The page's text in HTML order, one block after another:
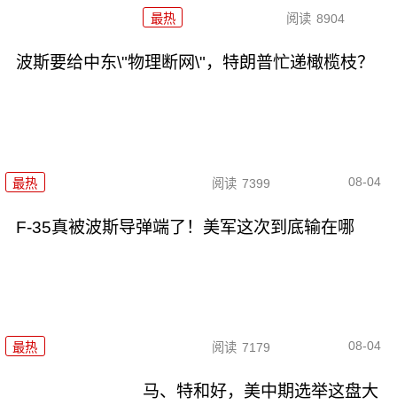
最热 阅读 8904
波斯要给中东\"物理断网\"，特朗普忙递橄榄枝？
最热 阅读 7399 08-04
F-35真被波斯导弹端了！美军这次到底输在哪
最热 阅读 7179 08-04
马、特和好，美中期选举这盘大